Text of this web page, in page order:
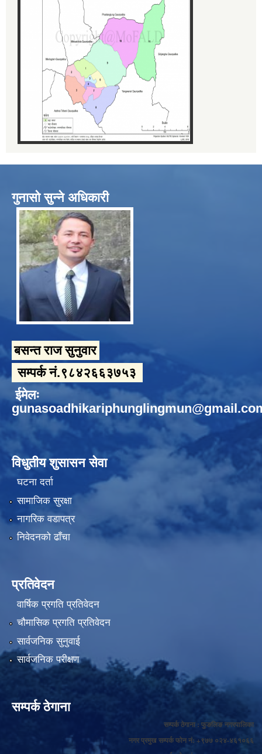
गुनासो सुन्ने अधिकारी
बसन्त राज सुनुवार
सम्पर्क नं.९८४२६६३७५३
ईमेलः
विधुतीय शुसासन सेवा
घटना दर्ता
सामाजिक सुरक्षा
नागरिक वडापत्र
निवेदनको ढाँचा
प्रतिवेदन
वार्षिक प्रगति प्रतिवेदन
चौमासिक प्रगति प्रतिवेदन
सार्वजनिक सुनुवाई
सार्वजनिक परीक्षण
सम्पर्क ठेगाना
सम्पर्क ठेगाना : फुङलिङ नगरपालिका
नगर प्रमुख सम्पर्क फोन नं: +९७७ ०२४-४६१०६६